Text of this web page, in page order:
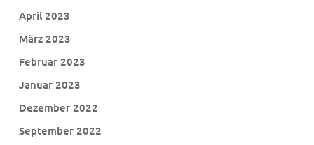
April 2023
März 2023
Februar 2023
Januar 2023
Dezember 2022
September 2022